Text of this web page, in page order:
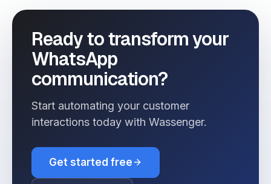
Ready to transform your
WhatsApp
communication?
Start automating your customer
interactions today with Wassenger.
Get started free